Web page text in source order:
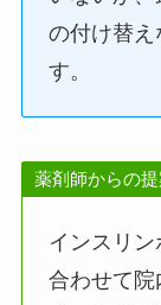
の付け替え
す。
薬剤師からの提
インスリ
合わせて